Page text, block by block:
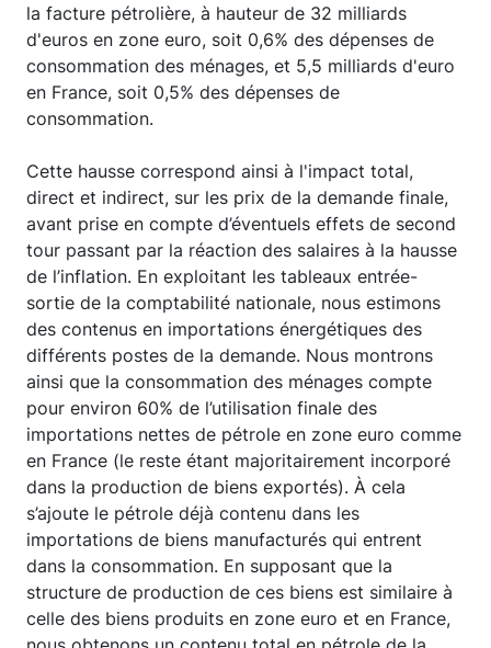
la facture pétrolière, à hauteur de 32 milliards
d'euros en zone euro, soit 0,6% des dépenses de
consommation des ménages, et 5,5 milliards d'euro
en France, soit 0,5% des dépenses de
consommation.
Cette hausse correspond ainsi à l'impact total,
direct et indirect, sur les prix de la demande finale,
avant prise en compte d’éventuels effets de second
tour passant par la réaction des salaires à la hausse
de l’inflation. En exploitant les tableaux entrée-
sortie de la comptabilité nationale, nous estimons
des contenus en importations énergétiques des
différents postes de la demande. Nous montrons
ainsi que la consommation des ménages compte
pour environ 60% de l’utilisation finale des
importations nettes de pétrole en zone euro comme
en France (le reste étant majoritairement incorporé
dans la production de biens exportés). À cela
s’ajoute le pétrole déjà contenu dans les
importations de biens manufacturés qui entrent
dans la consommation. En supposant que la
structure de production de ces biens est similaire à
celle des biens produits en zone euro et en France,